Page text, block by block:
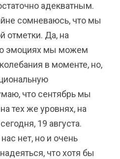
адекватным.
сомневаюсь, что мы
отметки. Да, на
эмоциях мы можем
в моменте, но,
что сентябрь мы
тех же уровнях, на
19 августа.
нет, но и очень
что хотя бы